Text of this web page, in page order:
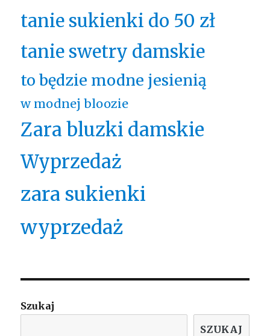
tanie sukienki do 50 zł
tanie swetry damskie
to będzie modne jesienią
w modnej bloozie
Zara bluzki damskie
Wyprzedaż
zara sukienki
wyprzedaż
Szukaj
SZUKAJ